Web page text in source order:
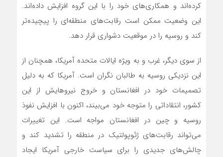
کرده‌اند و همکاری‌های خود را با این گروه افزایش داده‌اند.
این وضعیت ممکن است رقابت‌های منطقه‌ای را پیچیده‌تر
کند و روسیه را در موقعیت دشواری قرار دهد.
از سوی دیگر، غرب و به ویژه ایالات متحده آمریکا، همچنان از
این نزدیکی روسیه به طالبان نگران است. آمریکا که به دلیل
تصمیمات خود در افغانستان و خروج نیروهایش از این
کشور، انتقاداتی را متوجه خود می‌بیند، اکنون با افزایش نفوذ
روسیه و چین در افغانستان مواجه است. این تغییرات
می‌تواند رقابت‌های ژئوپولتیک در منطقه را تشدید کند و
چالش‌های جدیدی را برای سیاست خارجی آمریکا ایجاد